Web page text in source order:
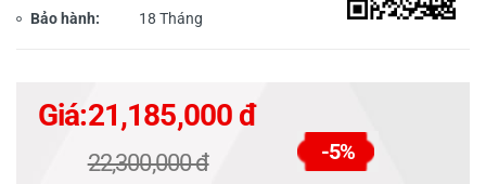
Bảo hành: 18 Tháng
Giá:21,185,000 đ
22,300,000 đ -5%